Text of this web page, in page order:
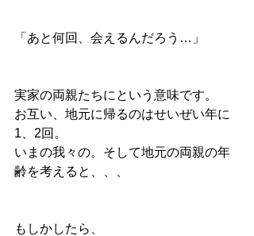
「あと何回、会えるんだろう…」
実家の両親たちにという意味です。
お互い、地元に帰るのはせいぜい年に
1、2回。
いまの我々の。そして地元の両親の年
齢を考えると、、、
もしかしたら、